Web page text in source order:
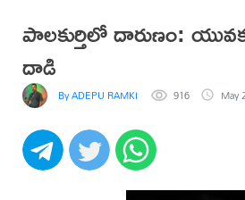
పాలకుర్తిలో దారుణం:
దాడి
By ADEPU RAMKISHAN 916 May